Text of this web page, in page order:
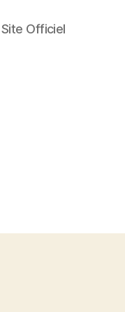
Site Officiel